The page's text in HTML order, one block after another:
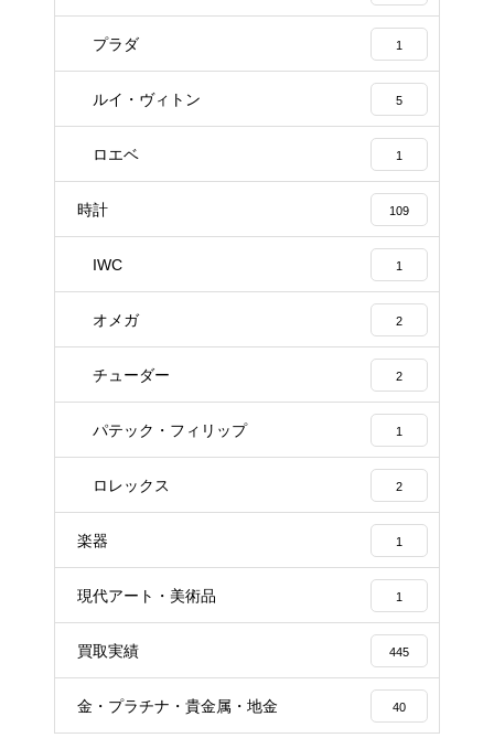
プラダ 1
ルイ・ヴィトン 5
ロエベ 1
時計 109
IWC 1
オメガ 2
チューダー 2
パテック・フィリップ 1
ロレックス 2
楽器 1
現代アート・美術品 1
買取実績 445
金・プラチナ・貴金属・地金 40